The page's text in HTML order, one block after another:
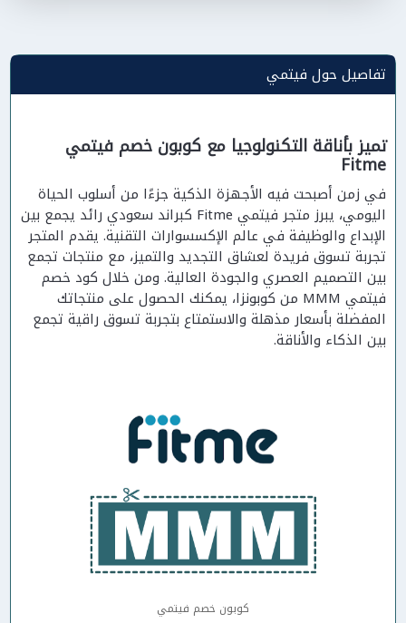
تفاصيل حول فيتمي
تميز بأناقة التكنولوجيا مع كوبون خصم فيتمي
Fitme
في زمن أصبحت فيه الأجهزة الذكية جزءًا من أسلوب الحياة
اليومي، يبرز متجر فيتمي Fitme كبراند سعودي رائد يجمع بين
الإبداع والوظيفة في عالم الإكسسوارات التقنية. يقدم المتجر
تجربة تسوق فريدة لعشاق التجديد والتميز، مع منتجات تجمع
بين التصميم العصري والجودة العالية. ومن خلال كود خصم
فيتمي MMM من كوبونزا، يمكنك الحصول على منتجاتك
المفضلة بأسعار مذهلة والاستمتاع بتجربة تسوق راقية تجمع
بين الذكاء والأناقة.
كوبون خصم فيتمي